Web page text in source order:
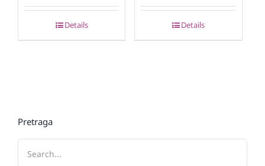
Details Details
Pretraga